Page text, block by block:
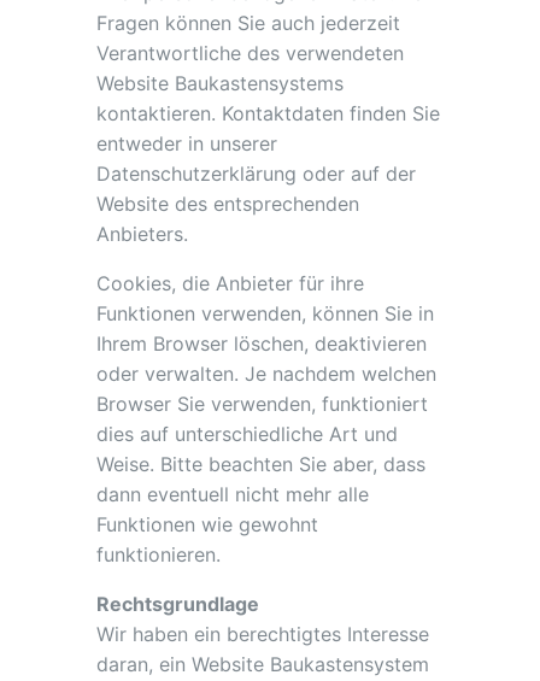
Fragen können Sie auch jederzeit
Verantwortliche des verwendeten
Website Baukastensystems
kontaktieren. Kontaktdaten finden Sie
entweder in unserer
Datenschutzerklärung oder auf der
Website des entsprechenden
Anbieters.
Cookies, die Anbieter für ihre
Funktionen verwenden, können Sie in
Ihrem Browser löschen, deaktivieren
oder verwalten. Je nachdem welchen
Browser Sie verwenden, funktioniert
dies auf unterschiedliche Art und
Weise. Bitte beachten Sie aber, dass
dann eventuell nicht mehr alle
Funktionen wie gewohnt
funktionieren.
Rechtsgrundlage
Wir haben ein berechtigtes Interesse
daran, ein Website Baukastensystem